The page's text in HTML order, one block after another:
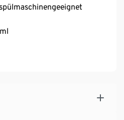
innen: auch als Messbecher